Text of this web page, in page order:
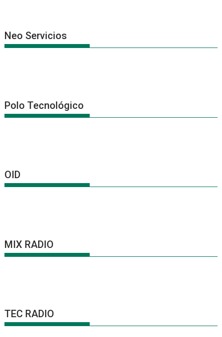
Neo Servicios
Polo Tecnológico
OID
MIX RADIO
TEC RADIO